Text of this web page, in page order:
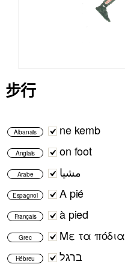
步行
Albanais ne kemb
Anglais on foot
Arabe مشيا
Espagnol A pié
Français à pied
Grec Με τα πόδια
Hébreu ברגל